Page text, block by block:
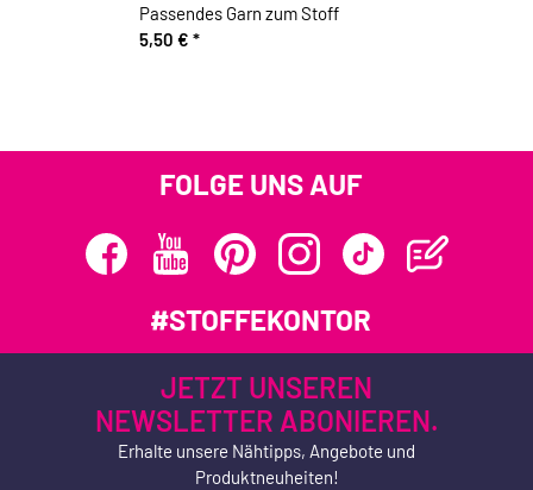
Passendes Garn zum Stoff
5,50 € *
FOLGE UNS AUF
#STOFFEKONTOR
JETZT UNSEREN
NEWSLETTER ABONIEREN.
Erhalte unsere Nähtipps, Angebote und
Produktneuheiten!